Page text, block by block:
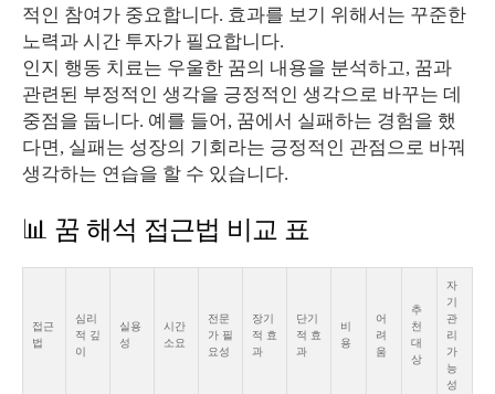
적인 참여가 중요합니다. 효과를 보기 위해서는 꾸준한
노력과 시간 투자가 필요합니다.
인지 행동 치료는 우울한 꿈의 내용을 분석하고, 꿈과
관련된 부정적인 생각을 긍정적인 생각으로 바꾸는 데
중점을 둡니다. 예를 들어, 꿈에서 실패하는 경험을 했
다면, 실패는 성장의 기회라는 긍정적인 관점으로 바꿔
생각하는 연습을 할 수 있습니다.
📊 꿈 해석 접근법 비교 표
접근
법
심리
적 깊
이
실용
성
시간
소요
전문
가 필
요성
장기
적 효
과
단기
적 효
과
비
용
어
려
움
추
천
대
상
자
기
관
리
가
능
성